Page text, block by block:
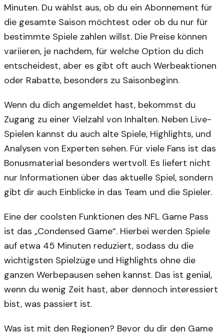
Minuten. Du wählst aus, ob du ein Abonnement für
die gesamte Saison möchtest oder ob du nur für
bestimmte Spiele zahlen willst. Die Preise können
variieren, je nachdem, für welche Option du dich
entscheidest, aber es gibt oft auch Werbeaktionen
oder Rabatte, besonders zu Saisonbeginn.
Wenn du dich angemeldet hast, bekommst du
Zugang zu einer Vielzahl von Inhalten. Neben Live-
Spielen kannst du auch alte Spiele, Highlights, und
Analysen von Experten sehen. Für viele Fans ist das
Bonusmaterial besonders wertvoll. Es liefert nicht
nur Informationen über das aktuelle Spiel, sondern
gibt dir auch Einblicke in das Team und die Spieler.
Eine der coolsten Funktionen des NFL Game Pass
ist das „Condensed Game“. Hierbei werden Spiele
auf etwa 45 Minuten reduziert, sodass du die
wichtigsten Spielzüge und Highlights ohne die
ganzen Werbepausen sehen kannst. Das ist genial,
wenn du wenig Zeit hast, aber dennoch interessiert
bist, was passiert ist.
Was ist mit den Regionen? Bevor du dir den Game